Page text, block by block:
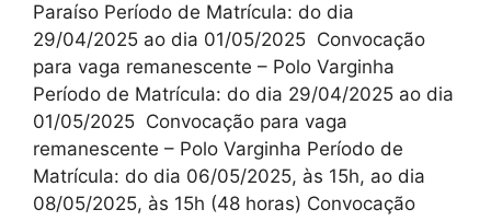
Paraíso Período de Matrícula: do dia
29/04/2025 ao dia 01/05/2025 Convocação
para vaga remanescente – Polo Varginha
Período de Matrícula: do dia 29/04/2025 ao dia
01/05/2025 Convocação para vaga
remanescente – Polo Varginha Período de
Matrícula: do dia 06/05/2025, às 15h, ao dia
08/05/2025, às 15h (48 horas) Convocação